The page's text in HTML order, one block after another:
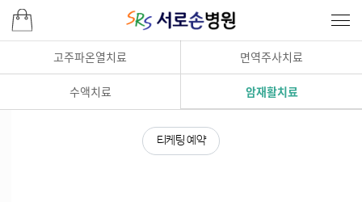
고주파온열치료 면역주사치료
수액치료 암재활치료
티케팅 예약